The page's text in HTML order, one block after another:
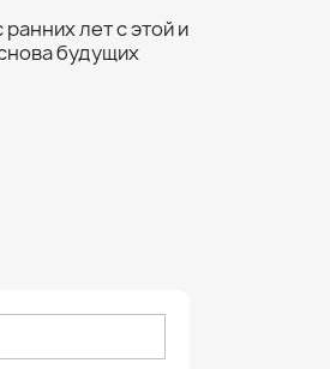
лет с этой и
будущих